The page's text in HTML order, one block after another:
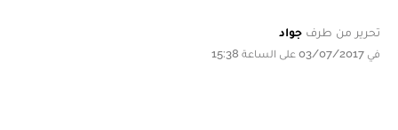
تحرير من طرف جواد
في 03/07/2017 على الساعة 15:38